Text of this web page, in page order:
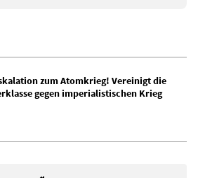
zum Atomkrieg! Vereinigt die
gegen imperialistischen Krieg